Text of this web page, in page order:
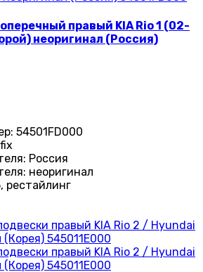
правый KIA Rio 1 (02-
неоригинал (Россия)
54501FD000
Россия
неоригинал
рестайлинг